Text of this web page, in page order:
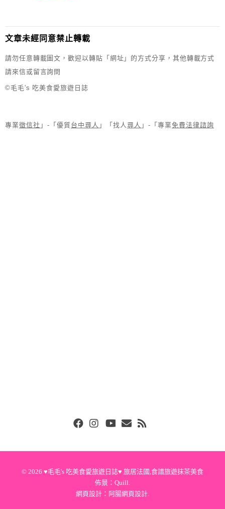
文章未經同意禁止轉載
請勿任意轉載圖文，歡迎以轉貼「網址」的方式分享，其他轉載方式
請來信或留言詢問
©毛毛's 吃美食愛旅遊日誌
專業徵信社 」-「優質台中尋人 」「找人尋人 」-「專業免費法律諮詢
© 2026 ♥毛毛's 吃美食愛旅遊日誌♥ 旅居法國,食譜旅遊抹茶美食
佈景： Quill.
網頁設計： 阿腸網頁設計.